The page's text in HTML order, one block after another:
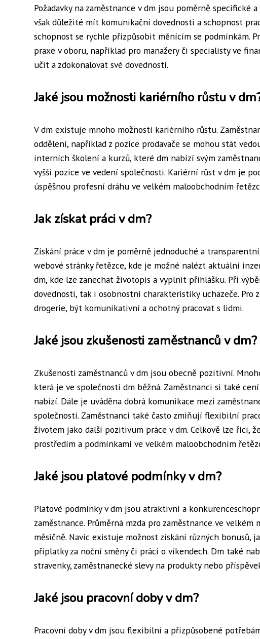
Požadavky na zaměstnance v dm jsou poměrně specifické
však důležité mít komunikační dovednosti a schopnost
schopnost se rychle přizpůsobit měnícím se podmínkám.
praxe v oboru, například pro manažery či specialisty ve
učit a zdokonalovat své dovednosti.
Jaké jsou možnosti kariérního růstu v
V dm existuje mnoho možností kariérního růstu.
oddělení, například z pozice prodavače se mohou stát
interních školení a kurzů, které dm nabízí svým
vyšší pozice ve vedení společnosti. Kariérní růst v dm je
úspěšnou profesní dráhu ve velkém maloobchodním
Jak získat práci v dm?
Získání práce v dm je poměrně jednoduché a
webové stránky řetězce, kde je možné nalézt aktuální
dm, kde lze zanechat životopis a vyplnit přihlášku. Při
dovednosti, tak i osobnostní charakteristiky uchazeče.
drogerie, být komunikativní a ochotný pracovat s lidmi.
Jaké jsou zkušenosti zaměstnanců v dm?
Zkušenosti zaměstnanců v dm jsou obecně pozitivní.
která je ve společnosti dm běžná. Zaměstnanci si také
nabízí. Dále je uváděna dobrá komunikace mezi
společností. Zaměstnanci také často zmiňují flexibilní
životem jako další pozitivum práce v dm. Celkově lze říci,
prostředím a podmínkami ve velkém maloobchodním
Jaké jsou platové podmínky v dm?
Platové podmínky v dm jsou atraktivní a
zaměstnance. Průměrná mzda pro zaměstnance ve
měsíčně. Navíc existuje možnost získání různých bonusů,
příplatky za noční směny či práci o víkendech. Dm také
stravenky, zaměstnanecké slevy na produkty nebo
Jaké jsou pracovní doby v dm?
Pracovní doby v dm jsou flexibilní a přizpůsobené